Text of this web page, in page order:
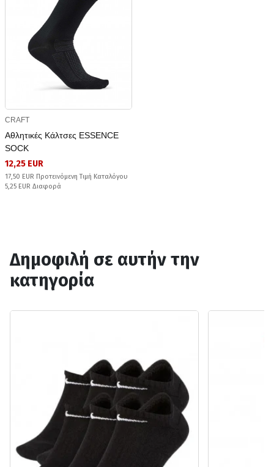
CRAFT
Αθλητικές Κάλτσες ESSENCE
SOCK
12,25 EUR
17,50 EUR Προτεινόμενη Τιμή Καταλόγου
5,25 EUR Διαφορά
Δημοφιλή σε αυτήν την
κατηγορία